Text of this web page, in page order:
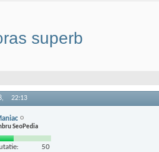
superb
22:13
SeoPedia
50